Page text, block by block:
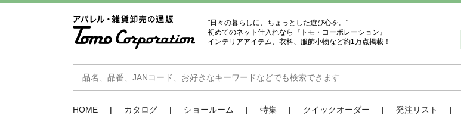
"日々の暮らしに、ちょっとした遊び心を。"
初めてのネット仕入れなら『トモ・コーポレーション』
インテリアアイテム、衣料、服飾小物など約1万点掲載！
HOME カタログ ショールーム 特集 クイックオーダー 発注リスト